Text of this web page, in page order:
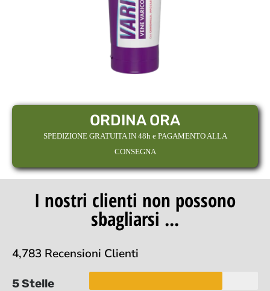
ORDINA ORA
SPEDIZIONE GRATUITA IN 48h e PAGAMENTO ALLA
CONSEGNA
I nostri clienti non possono
sbagliarsi ...
4,783 Recensioni Clienti
5 Stelle